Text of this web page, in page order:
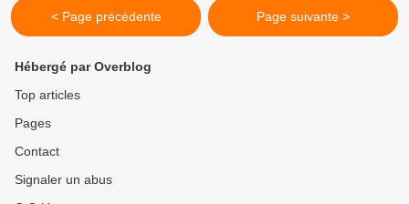
< Page précédente Page suivante >
Hébergé par Overblog
Top articles
Pages
Contact
Signaler un abus